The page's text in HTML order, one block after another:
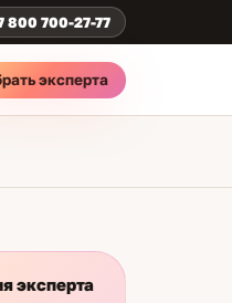
800 700-27-77
эксперта
эксперта